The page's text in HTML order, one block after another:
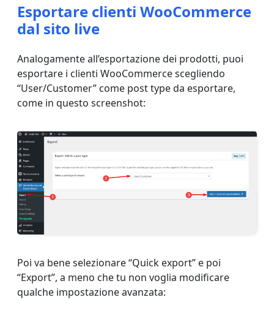
Esportare clienti WooCommerce
dal sito live
Analogamente all’esportazione dei prodotti, puoi
esportare i clienti WooCommerce scegliendo
“User/Customer” come post type da esportare,
come in questo screenshot:
Poi va bene selezionare “Quick export” e poi
“Export”, a meno che tu non voglia modificare
qualche impostazione avanzata: